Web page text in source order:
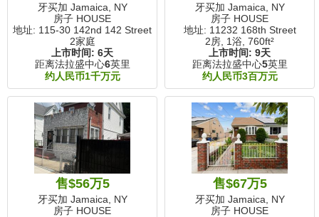
牙买加 Jamaica, NY
房子 HOUSE
地址: 115-30 142nd 142 Street
2家庭
上市时间: 6天
距离法拉盛中心6英里
约人民币1千万元
牙买加 Jamaica, NY
房子 HOUSE
地址: 11232 168th Street
2房, 1浴, 760ft²
上市时间: 9天
距离法拉盛中心5英里
约人民币3百万元
售$56万5
牙买加 Jamaica, NY
房子 HOUSE
售$67万5
牙买加 Jamaica, NY
房子 HOUSE